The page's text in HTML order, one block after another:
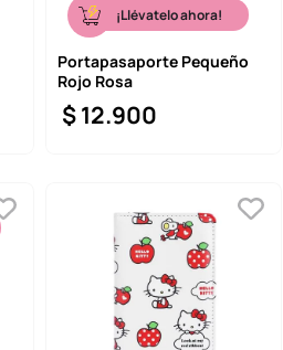
¡Llévatelo ahora!
Portapasaporte Pequeño
Rojo Rosa
$12.900